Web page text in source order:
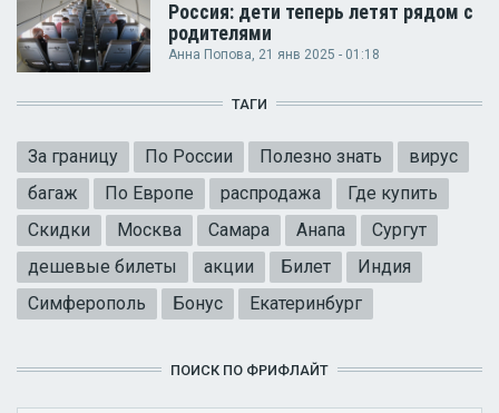
Россия: дети теперь летят рядом с
родителями
Анна Попова, 21 янв 2025 - 01:18
ТАГИ
За границу По России Полезно знать
вирус
багаж
По Европе распродажа
Где купить
Скидки
Москва Самара Анапа
Сургут
дешевые билеты
акции Билет
Индия
Симферополь
Бонус Екатеринбург
ПОИСК ПО ФРИФЛАЙТ